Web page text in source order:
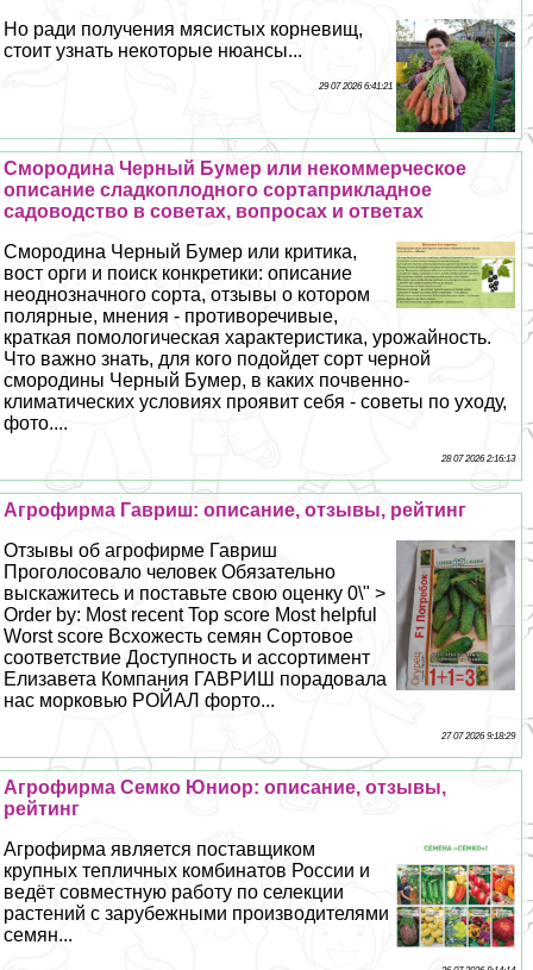
Но ради получения мясистых корневищ,
стоит узнать некоторые нюансы...
29 07 2026 6:41:21
Смородина Черный Бумер или некоммерческое
описание сладкоплодного сортаприкладное
садоводство в советах, вопросах и ответах
Смородина Черный Бумер или критика,
вост opги и поиск конкретики: описание
неоднозначного сорта, отзывы о котором
полярные, мнения - противоречивые,
краткая помологическая хаpaктеристика, урожайность.
Что важно знать, для кого подойдет сорт черной
смородины Черный Бумер, в каких почвенно-
климатических условиях проявит себя - советы по уходу,
фото....
28 07 2026 2:16:13
Агрофирма Гавриш: описание, отзывы, рейтинг
Отзывы об агрофирме Гавриш
Проголосовало человек Обязательно
выскажитесь и поставьте свою оценку 0\" >
Order by: Most recent Top score Most helpful
Worst score Всхожесть семян Сортовое
соответствие Доступность и ассортимент
Елизавета Компания ГАВРИШ порадовала
нас морковью РОЙАЛ форто...
27 07 2026 9:18:29
Агрофирма Семко Юниор: описание, отзывы,
рейтинг
Агрофирма является поставщиком
крупных тепличных комбинатов России и
ведёт совместную работу по селекции
растений с зарубежными производителями
семян...